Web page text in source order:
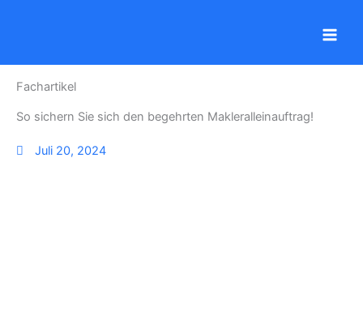
Fachartikel
So sichern Sie sich den begehrten Makleralleinauftrag!
Juli 20, 2024